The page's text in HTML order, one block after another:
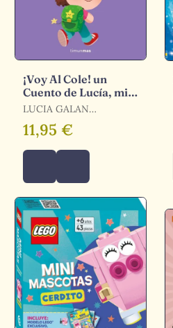
¡Voy Al Cole! un
Cuento de Lucía, mi
Pediatra
LUCIA GALAN
BERTRAND
11,95 €